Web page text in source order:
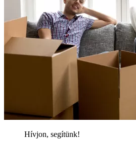
Hívjon, segítünk!